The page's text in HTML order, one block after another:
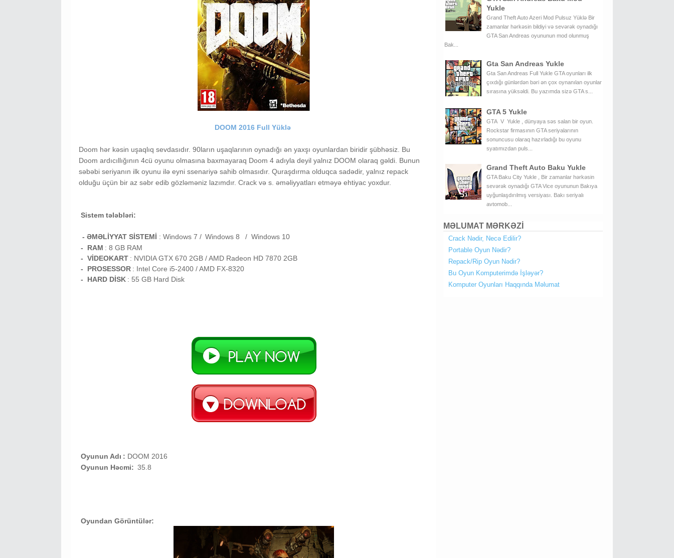
DOOM 2016 Full Yüklə
Doom hər kəsin uşaqlıq sevdasıdır. 90ların uşaqlarının oynadığı ən yaxşı oyunlardan biridir şübhəsiz. Bu
Doom ardıcıllığının 4cü oyunu olmasına baxmayaraq Doom 4 adıyla deyil yalnız DOOM olaraq gəldi. Bunun
səbəbi seriyanın ilk oyunu ilə eyni ssenariyə sahib olmasıdır. Quraşdırma olduqca sadədir, yalnız repack
olduğu üçün bir az səbr edib gözləməniz lazımdır. Crack və s. əməliyyatları etməyə ehtiyac yoxdur.
Sistem tələbləri:
- ƏMƏLİYYAT SİSTEMİ : Windows 7 / Windows 8 / Windows 10
- RAM : 8 GB RAM
- VİDEOKART : NVIDIA GTX 670 2GB / AMD Radeon HD 7870 2GB
- PROSESSOR : Intel Core i5-2400 / AMD FX-8320
- HARD DİSK : 55 GB Hard Disk
Oyunun Adı : DOOM 2016
Oyunun Həcmi: 35.8
Oyundan Görüntülər:
Yukle
Grand Theft Auto Azeri Mod Pulsuz Yüklə Bir
zamanlar hərkəsin bildiyi və sevərək oynadığı
GTA San Andreas oyununun mod olunmuş
Bak...
Gta San Andreas Yukle
Gta San Andreas Full Yukle GTA oyunları ilk
çıxdığı günlərdən bəri ən çox oynanılan oyunlar
sırasına yüksəldi. Bu yazımda sizə GTA s...
GTA 5 Yukle
GTA V Yukle , dünyaya səs salan bir oyun.
Rockstar firmasının GTA seriyalarının
sonuncusu olaraq hazırladığı bu oyunu
syatımızdan puls...
Grand Theft Auto Baku Yukle
GTA Baku City Yukle , Bir zamanlar hərkəsin
sevərək oynadığı GTA Vice oyununun Bakıya
uyğunlaşdırılmış versiyası. Bakı seriyalı
avtomob...
MƏLUMAT MƏRKƏZİ
Crack Nədir, Necə Edilir?
Portable Oyun Nədir?
Repack/Rip Oyun Nədir?
Bu Oyun Komputerimdə İşləyər?
Komputer Oyunları Haqqında Məlumat